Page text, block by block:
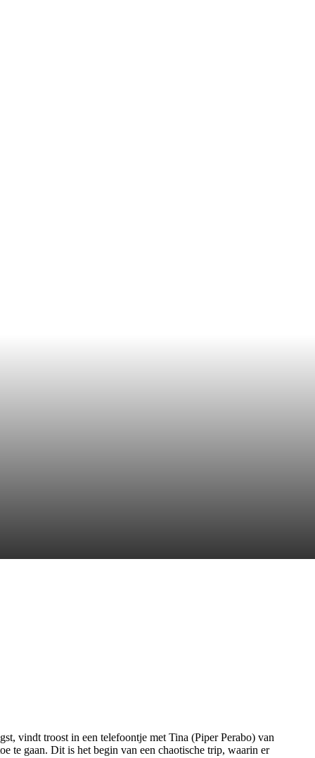
vindt troost in een telefoontje met Tina (Piper Perabo) van
te gaan. Dit is het begin van een chaotische trip, waarin er